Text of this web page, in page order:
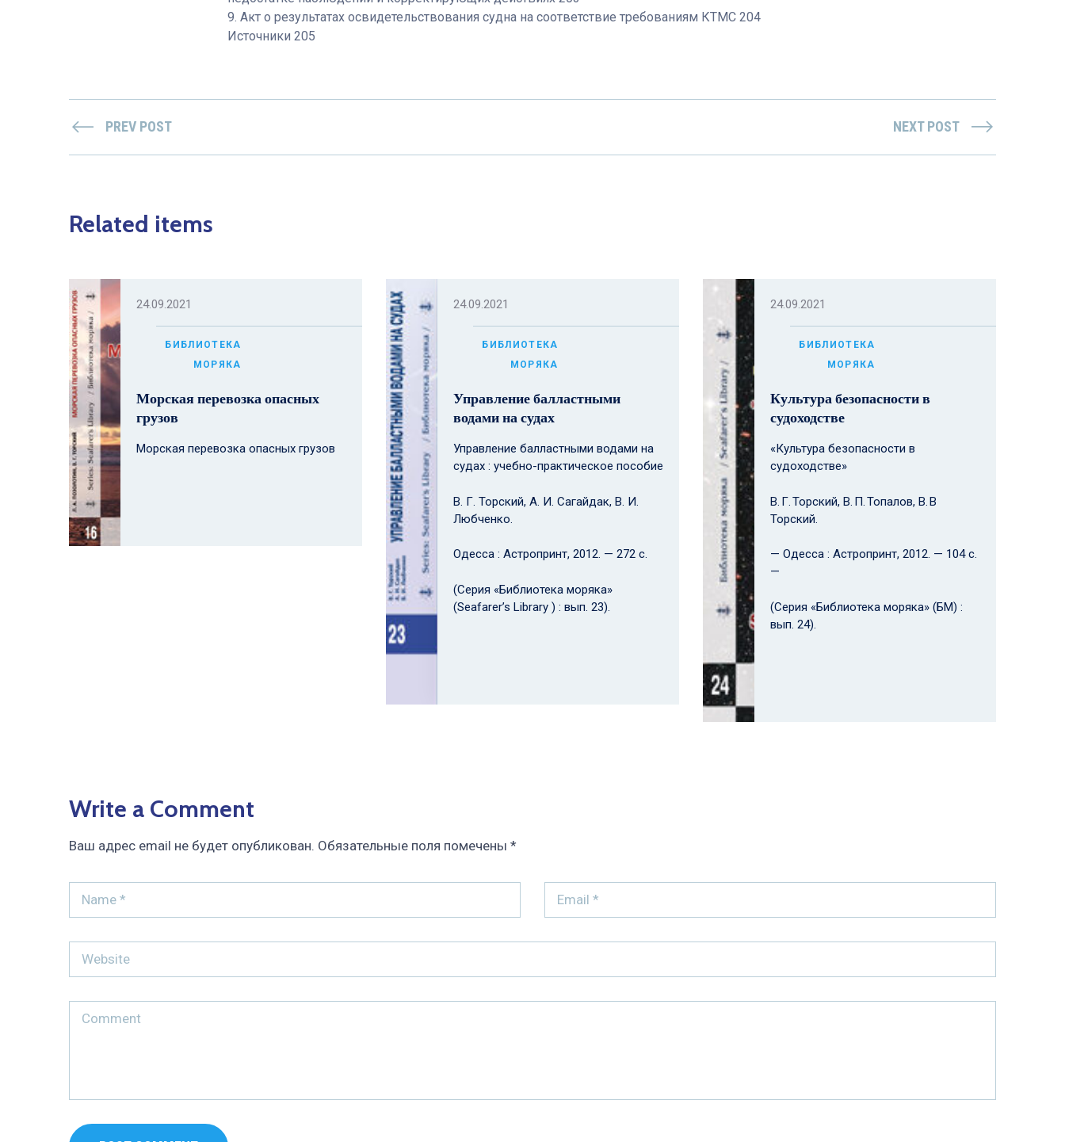
9. Акт о результатах освидетельствования судна на соответствие требованиям КТМС 204
Источники 205
PREV POST NEXT POST
Related items
24.09.2021
БИБЛИОТЕКА
МОРЯКА
Морская перевозка опасных
грузов
Морская перевозка опасных грузов
24.09.2021
БИБЛИОТЕКА
МОРЯКА
Управление балластными
водами на судах
Управление балластными водами на
судах : учебно-практическое пособие
В. Г. Торский, А. И. Сагайдак, В. И.
Любченко.
Одесса : Астропринт, 2012. — 272 с.
(Серия «Библиотека моряка»
(Seafarer’s Library ) : вып. 23).
24.09.2021
БИБЛИОТЕКА
МОРЯКА
Культура безопасности в
судоходстве
«Культура безопасности в
судоходстве»
В. Г. Торский, В. П. Топалов, В. В
Торский.
— Одесса : Астропринт, 2012. — 104 с.
—
(Серия «Библиотека моряка» (БМ) :
вып. 24).
Write a Comment
Ваш адрес email не будет опубликован. Обязательные поля помечены *